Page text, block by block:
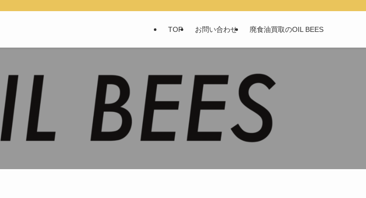
TOP お問い合わせ 廃食油買取のOIL BEES